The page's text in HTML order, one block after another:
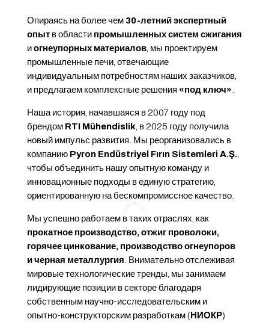
Опираясь на более чем 30-летний экспертный
опытв области промышленных систем сжигания
иогнеупорных материалов, мы проектируем
промышленные печи, отвечающие
индивидуальным потребностям наших заказчиков,
и предлагаем комплексные решения «под ключ»
Наша история, начавшаяся в 2007 году под
брендом RTI Mühendislik , в 2025 году получила
новый импульс развития. Мы реорганизовались в
компанию Pyron Endüstriyel Fırın Sistemleri A.Ş.
чтобы объединить нашу опытную команду и
инновационные подходы в единую стратегию,
ориентированную на бескомпромиссное качество.
Мы успешно работаем в таких отраслях, как
прокатное производство, отжиг проволоки,
горячее цинкование, производство огнеупоров
и черная металлургия . Внимательно отслеживая
мировые технологические тренды, мы занимаем
лидирующие позиции в секторе благодаря
собственным научно-исследовательским и
опытно-конструкторским разработкам ( НИОКР)